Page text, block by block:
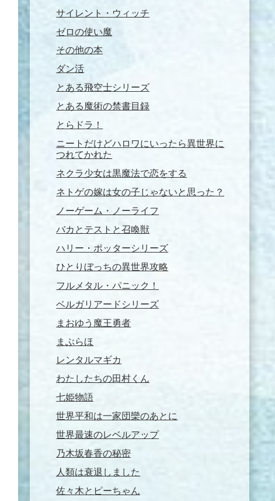
サイレント・ウィッチ
ゼロの使い魔
その他の本
ダン活
とある飛空士シリーズ
とある魔術の禁書目録
とらドラ！
ニートだけどハロワにいったら異世界に
つれてかれた
ネクラ少女は黒魔法で恋をする
ネトゲの嫁は女の子じゃないと思った？
ノーゲーム・ノーライフ
バカとテストと召喚獣
ハリー・ポッターシリーズ
ひとりぼっちの異世界攻略
フルメタル・パニック！
ベルガリアードシリーズ
まおゆう魔王勇者
まぶらほ
レンタルマギカ
わたしたちの田村くん
七姫物語
世界平和は一家団欒のあとに
世界最速のレベルアップ
乃木坂春香の秘密
人類は衰退しました
佐々木とピーちゃん